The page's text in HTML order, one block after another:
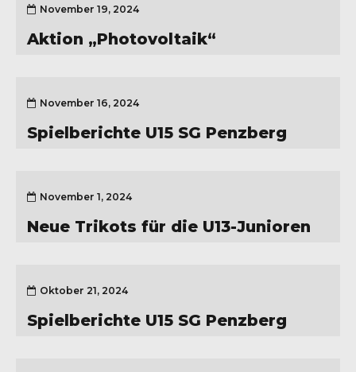
November 19, 2024
Aktion „Photovoltaik“
November 16, 2024
Spielberichte U15 SG Penzberg
November 1, 2024
Neue Trikots für die U13-Junioren
Oktober 21, 2024
Spielberichte U15 SG Penzberg